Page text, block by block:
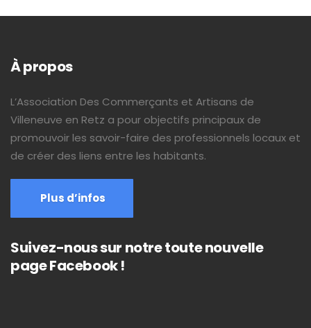
À propos
L’Association Des Commerçants et Artisans de
Villeneuve en Retz a pour objectifs principaux de
promouvoir les savoir-faire des professionnels locaux et
de créer des liens entre les habitants.
Plus d’infos
Suivez-nous sur notre toute nouvelle
page Facebook !